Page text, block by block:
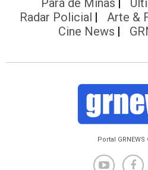
Radar Policial
Arte &
Cine News
Portal